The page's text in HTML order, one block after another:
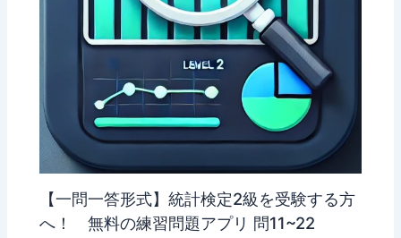
【一問一答形式】統計検定2級を受験する方
へ！ 無料の練習問題アプリ 問11~22